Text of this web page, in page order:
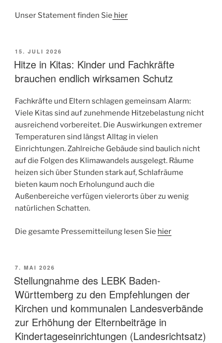
Unser Statement finden Sie hier
VERÖFFENTLICHT
AM
15. JULI 2026
Hitze in Kitas: Kinder und Fachkräfte
brauchen endlich wirksamen Schutz
Fachkräfte und Eltern schlagen gemeinsam Alarm:
Viele Kitas sind auf zunehmende Hitzebelastung nicht
ausreichend vorbereitet. Die Auswirkungen extremer
Temperaturen sind längst Alltag in vielen
Einrichtungen. Zahlreiche Gebäude sind baulich nicht
auf die Folgen des Klimawandels ausgelegt. Räume
heizen sich über Stunden stark auf, Schlafräume
bieten kaum noch Erholungund auch die
Außenbereiche verfügen vielerorts über zu wenig
natürlichen Schatten.
Die gesamte Pressemitteilung lesen Sie hier
VERÖFFENTLICHT
AM
7. MAI 2026
Stellungnahme des LEBK Baden-
Württemberg zu den Empfehlungen der
Kirchen und kommunalen Landesverbände
zur Erhöhung der Elternbeiträge in
Kindertageseinrichtungen (Landesrichtsatz)